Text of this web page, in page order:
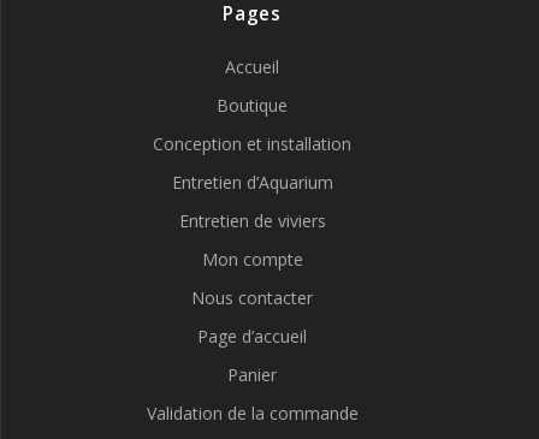
Pages
Accueil
Boutique
Conception et installation
Entretien d’Aquarium
Entretien de viviers
Mon compte
Nous contacter
Page d’accueil
Panier
Validation de la commande